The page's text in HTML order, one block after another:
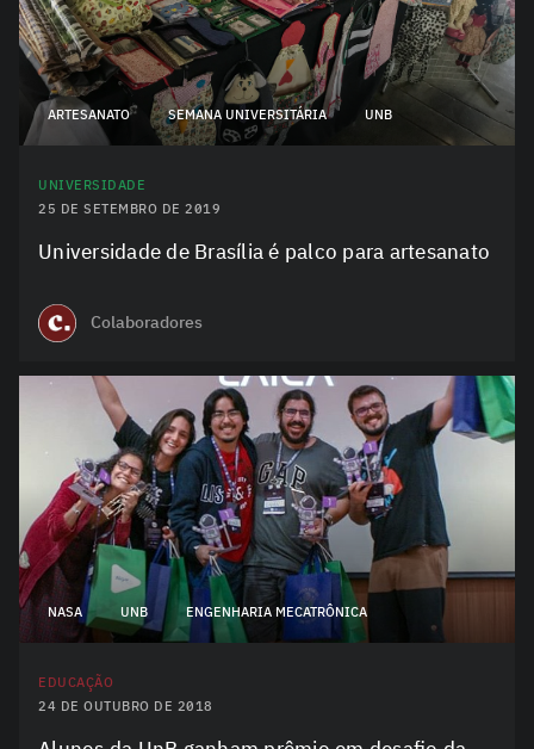
ARTESANATO SEMANA UNIVERSITÁRIA UNB
UNIVERSIDADE
25 DE SETEMBRO DE 2019
Universidade de Brasília é palco para artesanato
Colaboradores
NASA UNB ENGENHARIA MECATRÔNICA
EDUCAÇÃO
24 DE OUTUBRO DE 2018